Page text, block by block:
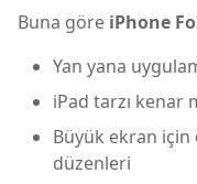
Buna göre iPhone
Yan yana
iPad tarzı kenar
Büyük ekran
düzenleri